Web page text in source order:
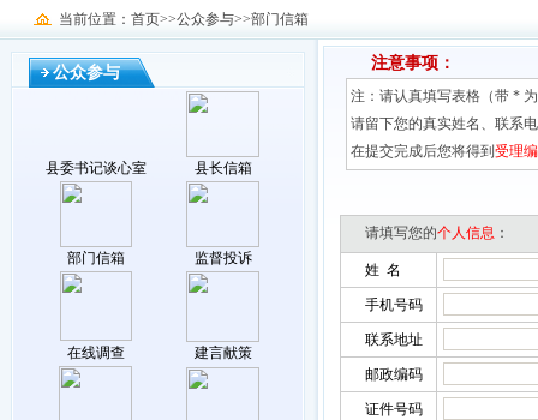
当前位置：首页>>公众参与>>部门信箱
公众参与
县委书记谈心室 县长信箱
部门信箱 监督投诉
在线调查 建言献策
注意事项：
注：请认真填写表格（带 *
请留下您的真实姓名、联系
在提交完成后您将得到 受理
请填写您的个人信息 ：
姓 名
手机号码
联系地址
邮政编码
证件号码